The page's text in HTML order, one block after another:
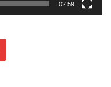
02:59